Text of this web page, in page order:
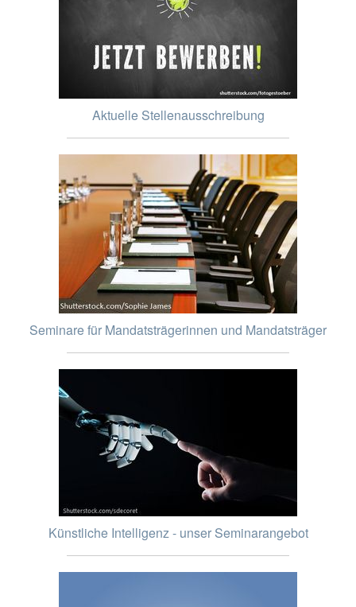
Aktuelle Stellenausschreibung
Seminare für Mandatsträgerinnen und Mandatsträger
Künstliche Intelligenz - unser Seminarangebot